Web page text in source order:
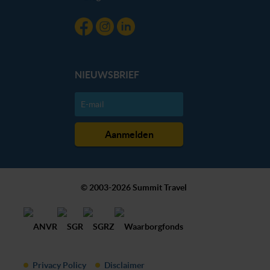
NIEUWSBRIEF
© 2003-2026 Summit Travel
Privacy Policy Disclaimer